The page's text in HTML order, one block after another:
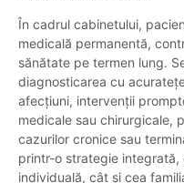
În cadrul cabinetului,
medicală permanentă,
sănătate pe termen lung.
diagnosticarea cu
afecțiuni, intervenții
medicale sau chirurgicale,
cazurilor cronice sau
printr-o strategie
individuală, cât și cea